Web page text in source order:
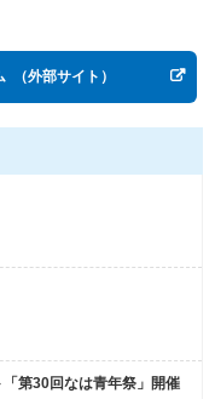
（外部サイト）
第30回なは青年祭」開催